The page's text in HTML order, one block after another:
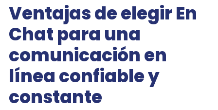
Ventajas de elegir En
Chat para una
comunicación en
línea confiable y
constante